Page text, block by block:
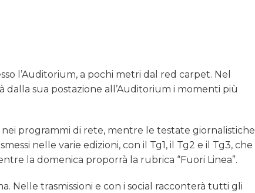
l’Auditorium, a pochi metri dal red carpet. Nel
dalla sua postazione all’Auditorium i momenti più
nei programmi di rete, mentre le testate giornalistiche
nelle varie edizioni, con il Tg1, il Tg2 e il Tg3, che
la domenica proporrà la rubrica “Fuori Linea”.
Nelle trasmissioni e con i social racconterà tutti gli